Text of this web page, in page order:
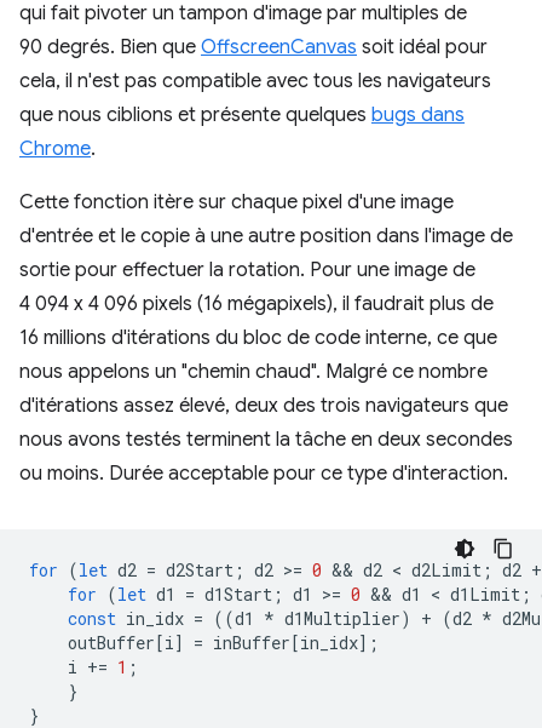
qui fait pivoter un tampon d'image par multiples de
90 degrés. Bien que OffscreenCanvas soit idéal pour
cela, il n'est pas compatible avec tous les navigateurs
que nous ciblions et présente quelques bugs dans
Chrome.
Cette fonction itère sur chaque pixel d'une image
d'entrée et le copie à une autre position dans l'image de
sortie pour effectuer la rotation. Pour une image de
4 094 x 4 096 pixels (16 mégapixels), il faudrait plus de
16 millions d'itérations du bloc de code interne, ce que
nous appelons un "chemin chaud". Malgré ce nombre
d'itérations assez élevé, deux des trois navigateurs que
nous avons testés terminent la tâche en deux secondes
ou moins. Durée acceptable pour ce type d'interaction.
for (let d2 = d2Start ; d2 >= 0 && d2 < d2Limit ; d2
for (let d1 = d1Start ; d1 >= 0 && d1 < d1Limit ;
const in_idx = ((d1 * d1Multiplier) + (d2 *
outBuffer[i] = inBuffer[in_idx];
i += 1 ;
}
}